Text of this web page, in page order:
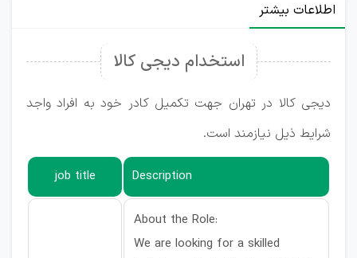
اطلاعات بیشتر
استخدام دیجی کالا
دیجی کالا در تهران جهت تکمیل کادر خود به افراد واجد
شرایط ذیل نیازمند است.
Description
job title
About the Role:
We are looking for a skilled